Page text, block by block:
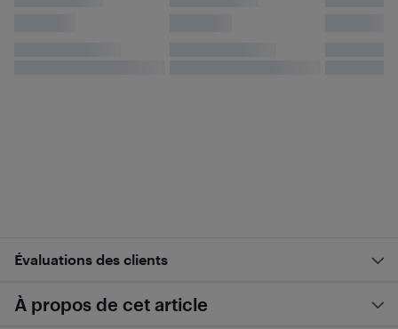
Évaluations des clients
À propos de cet article